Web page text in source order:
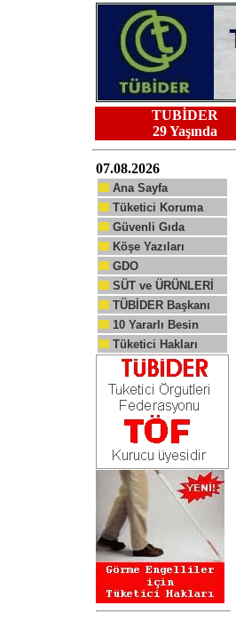
TUBİDER
29 Yaşında
07.08.2026
Ana Sayfa
Tüketici Koruma
Güvenli Gıda
Köşe Yazıları
GDO
SÜT ve ÜRÜNLERİ
TÜBİDER Başkanı
10 Yararlı Besin
Tüketici Hakları